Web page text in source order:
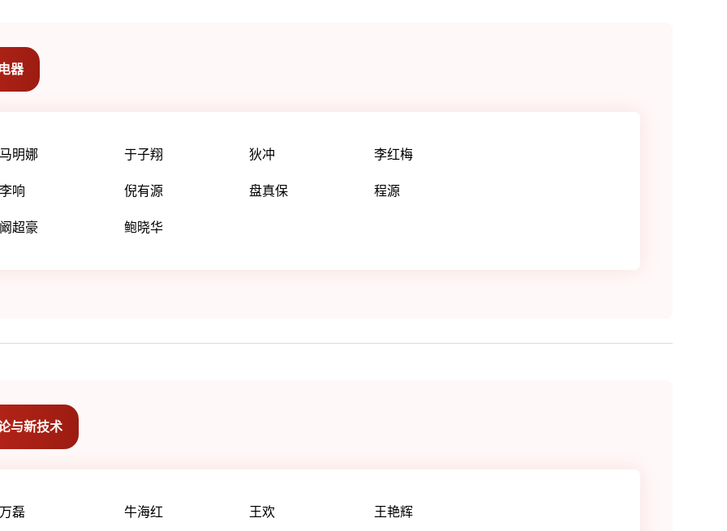
器
马明娜 于子翔 狄冲 李红梅
李响 倪有源 盘真保 程源
阚超豪 鲍晓华
与新技术
万磊 牛海红 王欢 王艳辉